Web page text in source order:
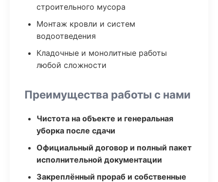
строительного мусора
Монтаж кровли и систем
водоотведения
Кладочные и монолитные работы
любой сложности
Преимущества работы с нами
Чистота на объекте и генеральная
уборка после сдачи
Официальный договор и полный пакет
исполнительной документации
Закреплённый прораб и собственные